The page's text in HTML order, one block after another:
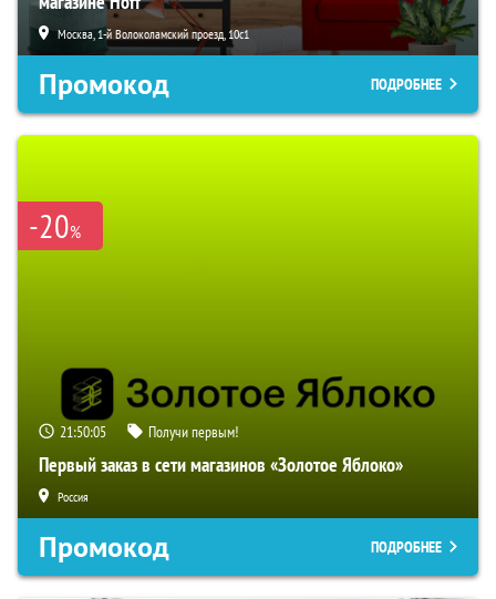
Москва, 1-й Волоколамский проезд, 10с1
Промокод ПОДРОБНЕЕ
-20%
21:50:04 Получи первым!
Первый заказ в сети магазинов «Золотое Яблоко»
Россия
Промокод ПОДРОБНЕЕ